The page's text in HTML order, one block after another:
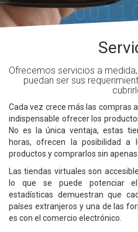
Ofrecemos servicios a
puedan ser sus
Cada vez crece más las compras
indispensable ofrecer los
No es la única ventaja, estas
horas, ofrecen la posibilidad a
productos y comprarlos sin
Las tiendas virtuales son
lo que se puede potenciar
estadísticas demuestran que
países extranjeros y una de las
es con el comercio electrónico.